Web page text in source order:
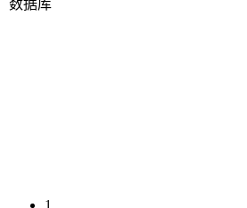
数据库
1